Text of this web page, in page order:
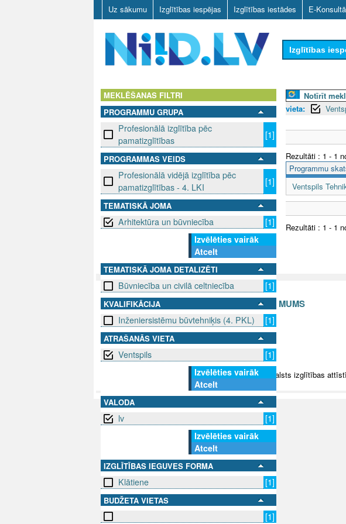
Uz sākumu Izglītības iespējas Izglītības iestādes E-
D
L
V
Izglītības
MEKLĒŠANAS FILTRI
PROGRAMMU GRUPA
Profesionālā izglītība pēc
pamatizglītības
[1]
PROGRAMMAS VEIDS
Profesionālā vidējā izglītība pēc
pamatizglītības - 4. LKI
[1]
TEMATISKĀ JOMA
Arhitektūra un būvniecība
[1]
Izvēlēties vairāk
Atcelt
TEMATISKĀ JOMA DETALIZĒTI
Būvniecība un civilā celtniecība [1]
KVALIFIKĀCIJA
Inženiersistēmu būvtehniķis (4. PKL) [1]
ATRAŠANĀS VIETA
Ventspils
[1]
Izvēlēties vairāk
Atcelt
VALODA
lv
[1]
Izvēlēties vairāk
Atcelt
IZGLĪTĪBAS IEGUVES FORMA
Klātiene [1]
BUDŽETA VIETAS
[1]
Notīrīt
vieta:
Rezultāti : 1 - 1
Programmu
Ventspils
Rezultāti : 1 - 1
SEKO MUMS SAZINIES AR MUMS
info@niid.lv
© 2025 Valsts izglītības